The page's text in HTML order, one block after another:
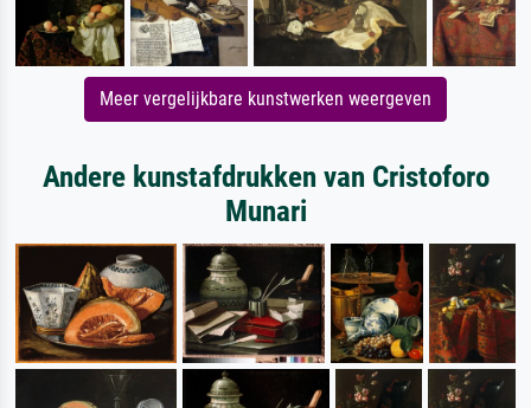
Meer vergelijkbare kunstwerken weergeven
Andere kunstafdrukken van Cristoforo
Munari